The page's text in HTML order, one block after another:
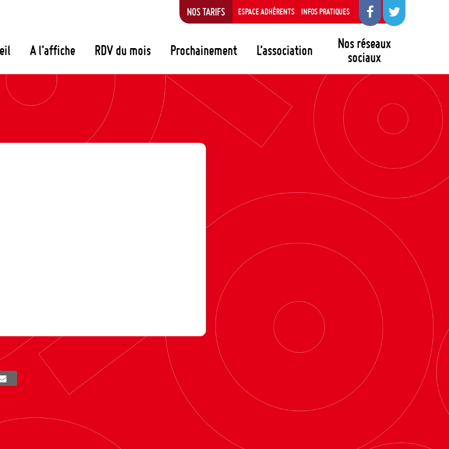
A l’affiche RDV du mois Prochainement L’association
Nos réseaux
sociaux
NOS TARIFS ESPACE ADHÉRENTS INFOS PRATIQUES